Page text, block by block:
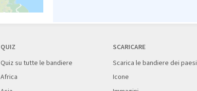
QUIZ
Quiz su tutte le bandiere
Africa
SCARICARE
Scarica le bandiere dei paesi
Icone